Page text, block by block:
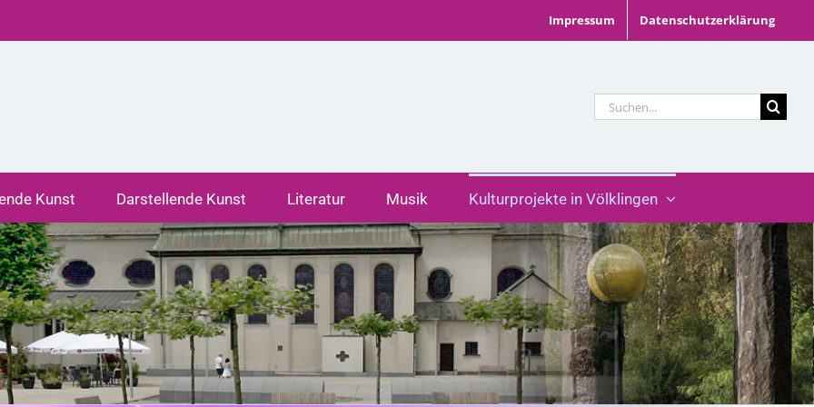
Impressum Datenschutzerklärung
Suche
nach:
Kunst Darstellende Kunst Literatur Musik Kulturprojekte in Völklingen